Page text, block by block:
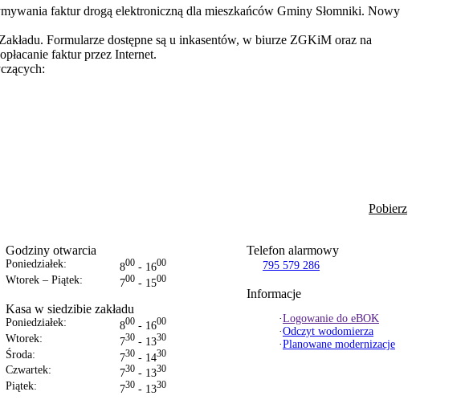
faktur drogą elektroniczną dla mieszkańców Gminy Słomniki. Nowy
Formularze dostępne są u inkasentów, w biurze ZGKiM oraz na
faktur przez Internet.
Pobierz
Godziny otwarcia
Poniedziałek: 800 - 1600
Wtorek – Piątek: 700 - 1500
Kasa w siedzibie zakładu
Poniedziałek: 800 - 1600
Wtorek: 730 - 1330
Środa: 730 - 1430
Czwartek: 730 - 1330
Piątek: 730 - 1330
Telefon alarmowy
795 579 286
Informacje
·Logowanie do eBOK
·Odczyt wodomierza
·Planowane modernizacje